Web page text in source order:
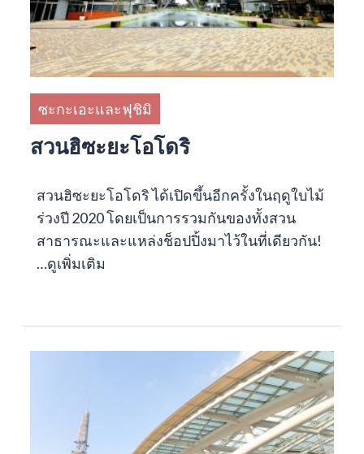
ซะกะเอะและฟุชิมิ
สวนฮิซะยะโอโดริ
สวนฮิซะยะโอโดริ ได้เปิดขึ้นอีกครั้งในฤดูใบไม้
ร่วงปี 2020 โดยเป็นการรวมกันของทั้งสวน
สาธารณะและแหล่งช็อปปิ้งมาไว้ในที่เดียวกัน!
…ดูเพิ่มเติม